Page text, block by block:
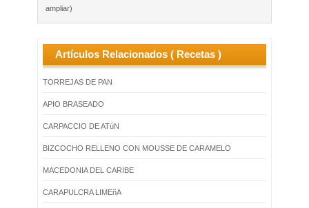
ampliar)
Artículos Relacionados ( Recetas )
TORREJAS DE PAN
APIO BRASEADO
CARPACCIO DE ATúN
BIZCOCHO RELLENO CON MOUSSE DE CARAMELO
MACEDONIA DEL CARIBE
CARAPULCRA LIMEñA